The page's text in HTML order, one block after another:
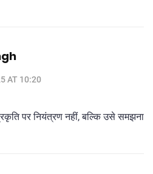
AT 10:20
पर नियंत्रण नहीं, बल्कि उसे समझना